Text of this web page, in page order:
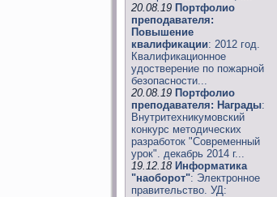
20.08.19 Портфолио
преподавателя:
Повышение
квалификации: 2012 год.
Квалификационное
удостверение по пожарной
безопасности...
20.08.19 Портфолио
преподавателя: Награды:
Внутритехникумовский
конкурс методических
разработок "Современный
урок". декабрь 2014 г...
19.12.18 Информатика
"наоборот": Электронное
правительство. УД: